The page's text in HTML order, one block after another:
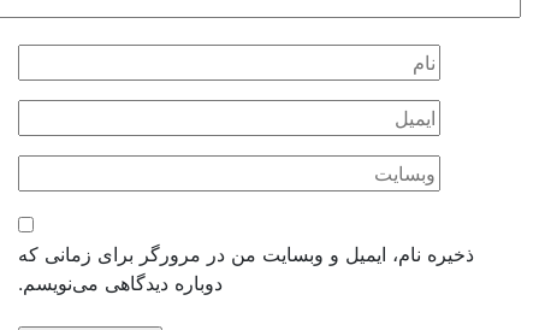
ذخیره نام، ایمیل و وبسایت من در مرورگر برای زمانی که
دوباره دیدگاهی می‌نویسم.